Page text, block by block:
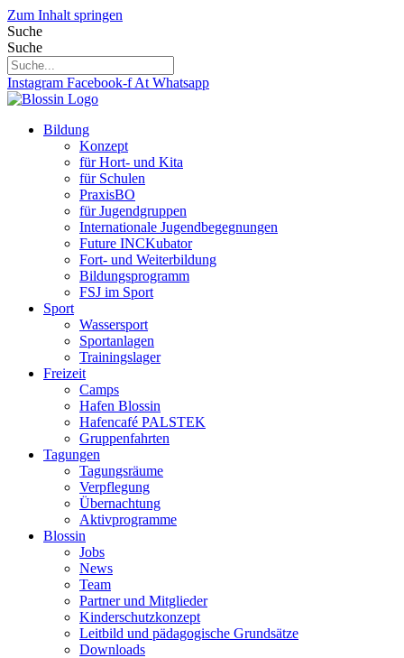
Zum Inhalt springen
Suche
Suche
Instagram Facebook-f At Whatsapp
Bildung
Konzept
für Hort- und Kita
für Schulen
PraxisBO
für Jugendgruppen
Internationale Jugendbegegnungen
Future INCKubator
Fort- und Weiterbildung
Bildungsprogramm
FSJ im Sport
Sport
Wassersport
Sportanlagen
Trainingslager
Freizeit
Camps
Hafen Blossin
Hafencafé PALSTEK
Gruppenfahrten
Tagungen
Tagungsräume
Verpflegung
Übernachtung
Aktivprogramme
Blossin
Jobs
News
Team
Partner und Mitglieder
Kinderschutzkonzept
Leitbild und pädagogische Grundsätze
Downloads